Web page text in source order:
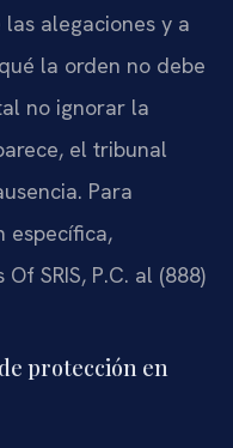
alegaciones y a
la orden no debe
no ignorar la
el tribunal
Para
específica,
SRIS, P.C. al (888)
protección en